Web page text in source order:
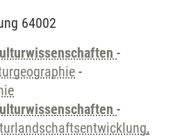
64002
-
-
-